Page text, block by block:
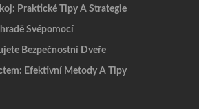
Praktické Tipy A Strategie
Svépomocí
Bezpečnostní Dveře
Efektivní Metody A Tipy